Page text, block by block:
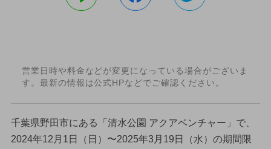
営業日時や料金などが変更になっている場合がございま
す。最新の情報は公式HPなどでご確認ください。
千葉県野田市にある「清水公園 アクアベンチャー」で、
2024年12月1日（日）〜2025年3月19日（水）の期間限